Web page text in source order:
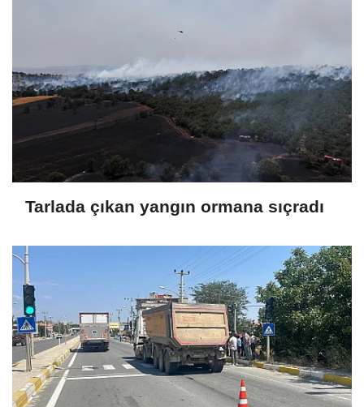
Tarlada çıkan yangın ormana sıçradı